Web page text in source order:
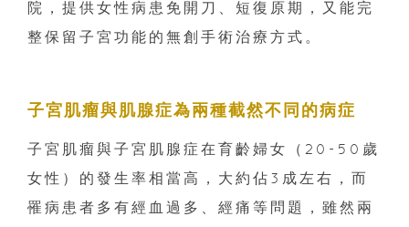
院，提供女性病患免開刀、短復原期，又能完
整保留子宮功能的無創手術治療方式。
子宮肌瘤與肌腺症為兩種截然不同的病症
子宮肌瘤與子宮肌腺症在育齡婦女（20-50歲
女性）的發生率相當高，大約佔3成左右，而
罹病患者多有經血過多、經痛等問題，雖然兩